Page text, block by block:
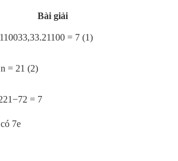
Bài giải
= 7 (1)
21 (2)
= 7
7e